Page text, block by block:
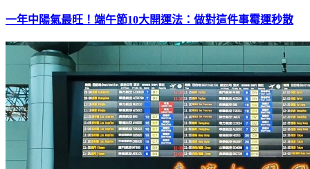
一年中陽氣最旺！端午節10大開運法：做對這件事霉運秒散